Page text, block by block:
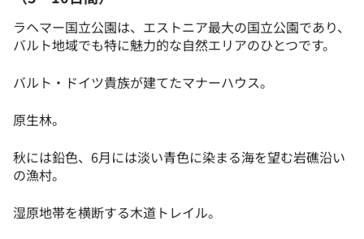
ラヘマー国立公園は、エストニア最大の国立公園であり、
バルト地域でも特に魅力的な自然エリアのひとつです。
バルト・ドイツ貴族が建てたマナーハウス。
原生林。
秋には鉛色、6月には淡い青色に染まる海を望む岩礁沿い
の漁村。
湿原地帯を横断する木道トレイル。